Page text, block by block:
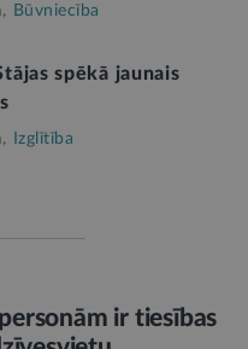
Būvniecība
spēkā jaunais
Izglītība
ir tiesības